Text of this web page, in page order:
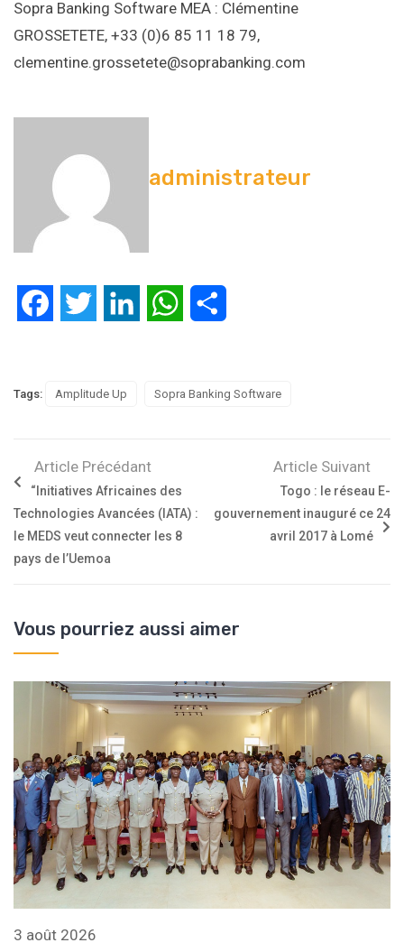
Sopra Banking Software MEA : Clémentine
GROSSETETE, +33 (0)6 85 11 18 79,
clementine.grossetete@soprabanking.com
administrateur
FacebookTwitter LinkedIn WhatsApp
Tags: Amplitude Up Sopra Banking Software
Article Précédant
“Initiatives Africaines des
Technologies Avancées (IATA) :
le MEDS veut connecter les 8
pays de l’Uemoa
Article Suivant
Togo : le réseau E-
gouvernement inauguré ce 24
avril 2017 à Lomé
Vous pourriez aussi aimer
3 août 2026